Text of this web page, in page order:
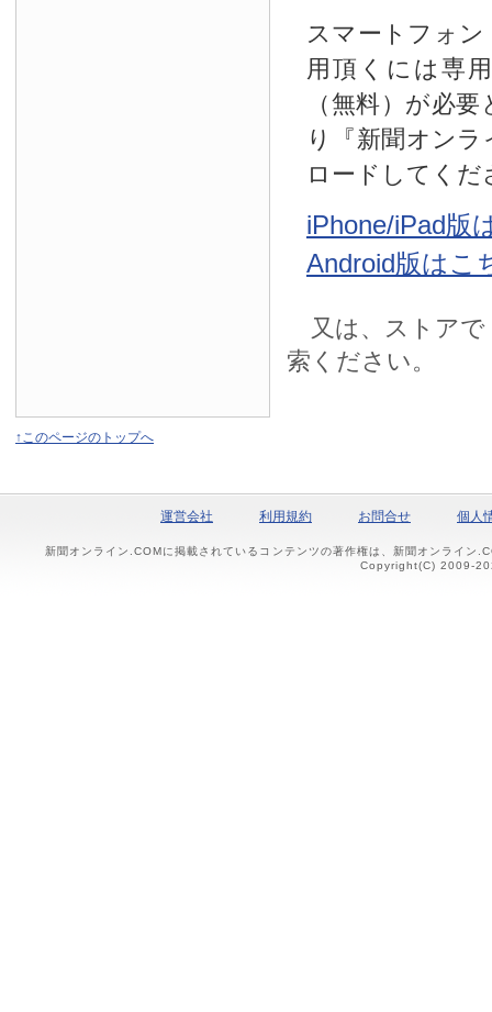
スマートフォ
用頂くには専
（無料）が必
り『新聞オン
ロードしてくだ
iPhone/iPad版
Android版はこ
又は、ストアで
索ください。
↑このページのトップへ
運営会社 利用規約 お問合せ 個人
新聞オンライン.COMに掲載されているコンテンツの著作権は、新聞オンライン
Copyright(C) 2009-